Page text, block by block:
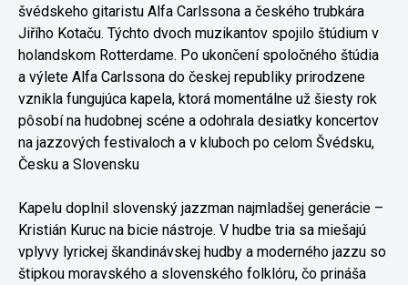
švédskeho gitaristu Alfa Carlssona a českého trubkára
Jiřího Kotaču. Týchto dvoch muzikantov spojilo štúdium v
holandskom Rotterdame. Po ukončení spoločného štúdia
a výlete Alfa Carlssona do českej republiky prirodzene
vznikla fungujúca kapela, ktorá momentálne už šiesty rok
pôsobí na hudobnej scéne a odohrala desiatky koncertov
na jazzových festivaloch a v kluboch po celom Švédsku,
Česku a Slovensku
Kapelu doplnil slovenský jazzman najmladšej generácie –
Kristián Kuruc na bicie nástroje. V hudbe tria sa miešajú
vplyvy lyrickej škandinávskej hudby a moderného jazzu so
štipkou moravského a slovenského folklóru, čo prináša